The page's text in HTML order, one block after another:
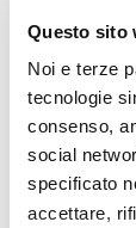
Questo sito
Noi e terze
tecnologie
consenso,
social
specificato
accettare,
per mese
GSE.
sono